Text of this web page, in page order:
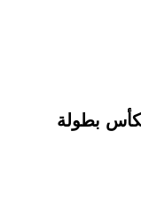
بطولة